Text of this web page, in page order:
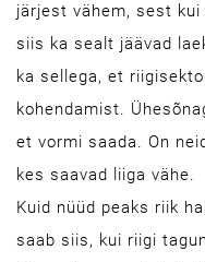
järjest vähem, sest kui
siis ka sealt jäävad
ka sellega, et
kohendamist.
et vormi saada. On
kes saavad liiga vähe.
Kuid nüüd peaks riik
saab siis, kui riigi